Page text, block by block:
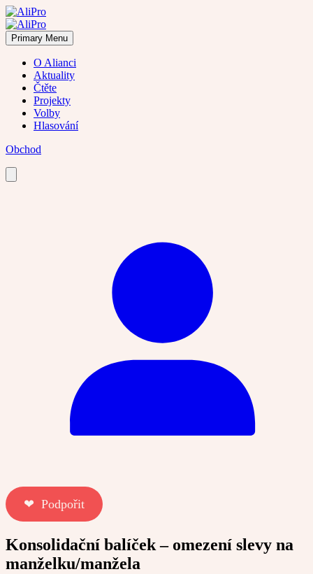
Skip
to
content
Primary Menu
O Alianci
Aktuality
Čtěte
Projekty
Volby
Hlasování
Obchod
❤︎ Podpořit
Konsolidační balíček – omezení slevy na
manželku/manžela